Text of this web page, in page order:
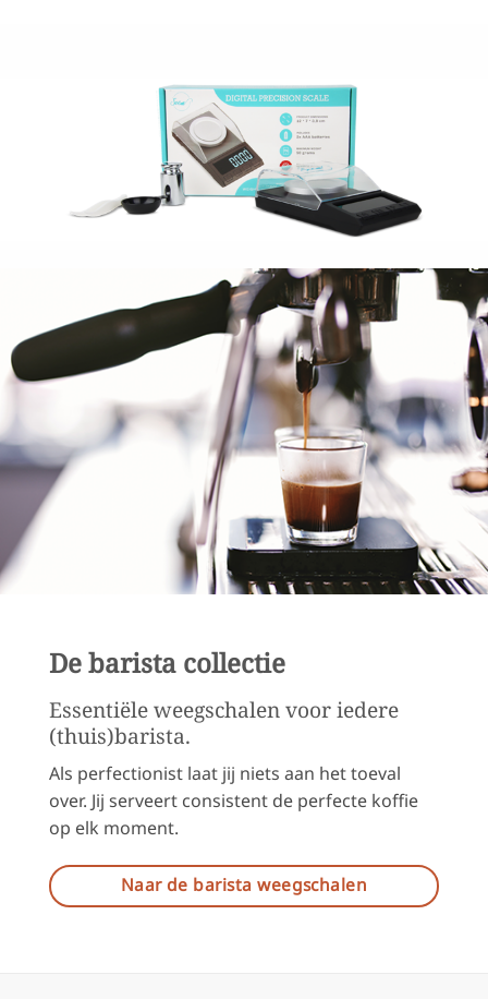
De barista collectie
Essentiële weegschalen voor iedere
(thuis)barista.
Als perfectionist laat jij niets aan het toeval
over. Jij serveert consistent de perfecte koffie
op elk moment.
Naar de barista weegschalen